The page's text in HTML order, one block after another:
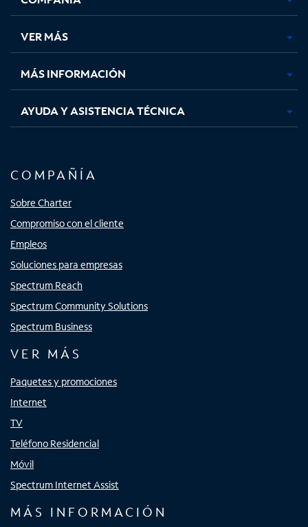
en
pestaña
nueva
en
pestaña
nueva
en
pestaña
nueva
en
nueva
VER MÁS
MÁS INFORMACIÓN
AYUDA Y ASISTENCIA TÉCNICA
COMPAÑÍA
Sobre Charter
Compromiso con el cliente
Empleos
Soluciones para empresas
Spectrum Reach
Spectrum Community Solutions
Spectrum Business
VER MÁS
Paquetes y promociones
Internet
TV
Teléfono Residencial
Móvil
Spectrum Internet Assist
MÁS INFORMACIÓN